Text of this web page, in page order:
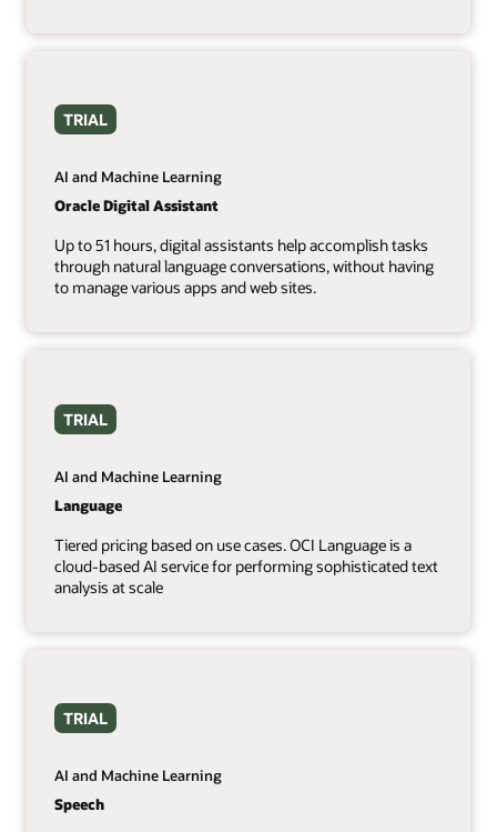
TRIAL
AI and Machine Learning
Oracle Digital Assistant
Up to 51 hours, digital assistants help accomplish tasks
through natural language conversations, without having
to manage various apps and web sites.
TRIAL
AI and Machine Learning
Language
Tiered pricing based on use cases. OCI Language is a
cloud-based AI service for performing sophisticated text
analysis at scale
TRIAL
AI and Machine Learning
Speech